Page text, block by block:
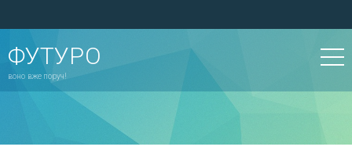
ФУТУРО
воно вже поруч!